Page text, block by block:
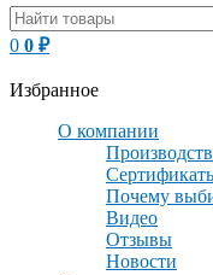
0 0 ₽
Избранное
О компании
Почему
Видео
Отзывы
Новости